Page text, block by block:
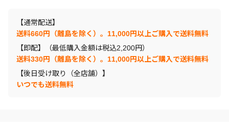
【通常配送】
送料660円（離島を除く）。11,000円以上ご購入で送料無料
【即配】（最低購入金額は税込2,200円）
送料330円（離島を除く）。11,000円以上ご購入で送料無料
【後日受け取り（全店舗）】
いつでも送料無料